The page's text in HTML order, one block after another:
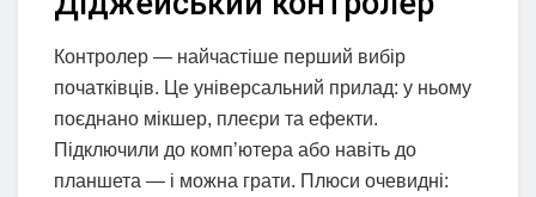
Контролер — найчастіше перший вибір
початківців. Це універсальний прилад: у ньому
поєднано мікшер, плеєри та ефекти.
Підключили до комп’ютера або навіть до
планшета — і можна грати. Плюси очевидні: